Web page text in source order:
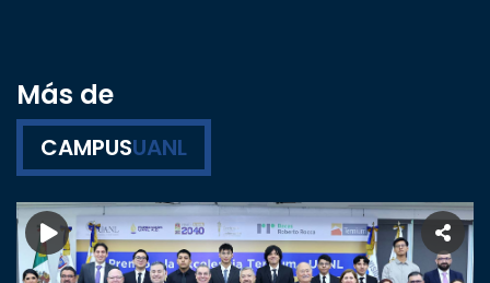
Más de
CAMPUSUANL